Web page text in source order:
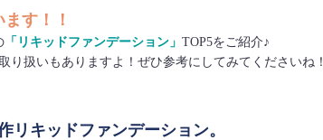
す！！
「リキッドファンデーション」 TOP5をご紹介♪
り扱いもありますよ！ぜひ参考にしてみてくださいね！
リキッドファンデーション。